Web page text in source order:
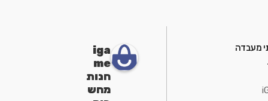
מעבדה
iga
me
חנות
מחש